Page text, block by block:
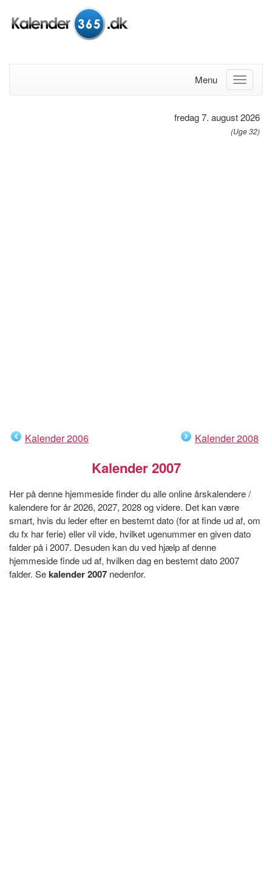
Menu
fredag 7. august 2026
(Uge 32)
Kalender 2006 Kalender 2008
Kalender 2007
Her på denne hjemmeside finder du alle online årskalendere /
kalendere for år 2026, 2027, 2028 og videre. Det kan være
smart, hvis du leder efter en bestemt dato (for at finde ud af, om
du fx har ferie) eller vil vide, hvilket ugenummer en given dato
falder på i 2007. Desuden kan du ved hjælp af denne
hjemmeside finde ud af, hvilken dag en bestemt dato 2007
falder. Sekalender 2007 nedenfor.